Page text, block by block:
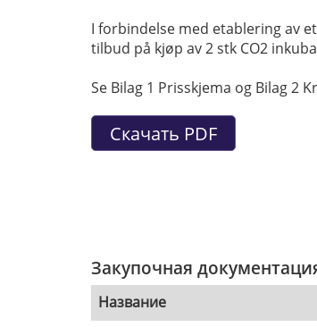
I forbindelse med etablering av
tilbud på kjøp av 2 stk CO2
Se Bilag 1 Prisskjema og Bilag
Закупочная
Название